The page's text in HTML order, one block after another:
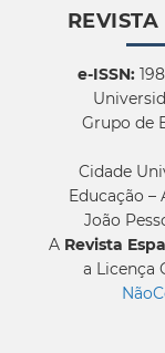
e-ISSN:
Grupo de
Cidade
Educação –
João
A Revista
a Licença